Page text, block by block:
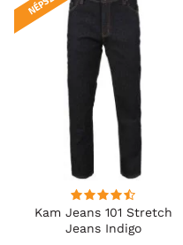
Kam Jeans 101 Stretch
Jeans Indigo